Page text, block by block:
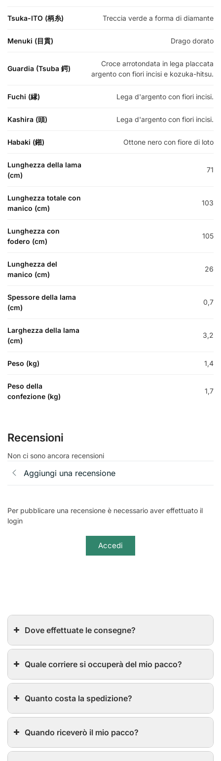
Tsuka-ITO (柄糸) Treccia verde a forma di diamante
Menuki (目貫) Drago dorato
Guardia (Tsuba 鍔)
Croce arrotondata in lega placcata
argento con fiori incisi e kozuka-hitsu.
Fuchi (縁) Lega d'argento con fiori incisi.
Kashira (頭) Lega d'argento con fiori incisi.
Habaki (鎺) Ottone nero con fiore di loto
Lunghezza della lama
(cm)
71
Lunghezza totale con
manico (cm)
103
Lunghezza con
fodero (cm)
105
Lunghezza del
manico (cm)
26
Spessore della lama
(cm)
0,7
Larghezza della lama
(cm)
3,2
Peso (kg) 1,4
Peso della
confezione (kg)
1,7
Recensioni
Non ci sono ancora recensioni
Aggiungi una recensione
Per pubblicare una recensione è necessario aver effettuato il
login
Accedi
Dove effettuate le consegne?
Quale corriere si occuperà del mio pacco?
Quanto costa la spedizione?
Quando riceverò il mio pacco?